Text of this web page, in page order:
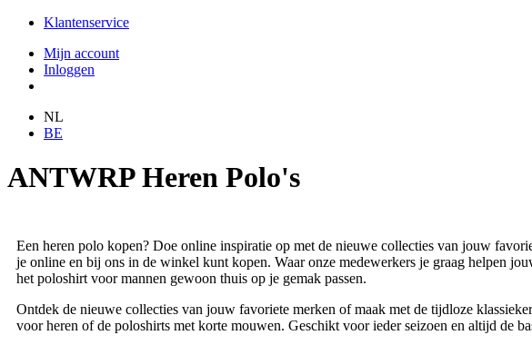
Klantenservice
Mijn account
Inloggen
NL
BE
ANTWRP Heren Polo's
Een heren polo kopen? Doe online inspiratie op met de nieuwe collecties van jouw
je online en bij ons in de winkel kunt kopen. Waar onze medewerkers je graag helpen
het poloshirt voor mannen gewoon thuis op je gemak passen.
Ontdek de nieuwe collecties van jouw favoriete merken of maak met de tijdloze
voor heren of de poloshirts met korte mouwen. Geschikt voor ieder seizoen en altijd de